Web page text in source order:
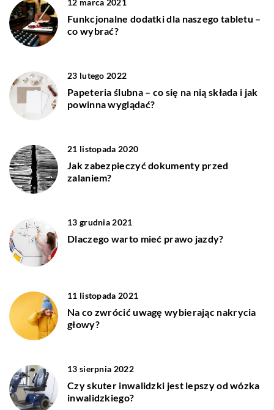
12 marca 2021
Funkcjonalne dodatki dla naszego tabletu –
co wybrać?
23 lutego 2022
Papeteria ślubna – co się na nią składa i jak
powinna wyglądać?
21 listopada 2020
Jak zabezpieczyć dokumenty przed
zalaniem?
13 grudnia 2021
Dlaczego warto mieć prawo jazdy?
11 listopada 2021
Na co zwrócić uwagę wybierając nakrycia
głowy?
13 sierpnia 2022
Czy skuter inwalidzki jest lepszy od wózka
inwalidzkiego?